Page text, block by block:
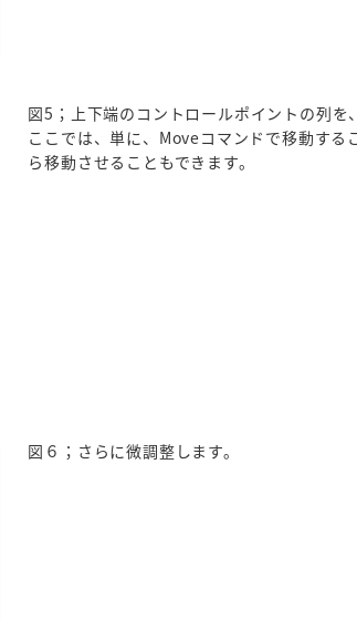
図5；上下端のコントロールポイントの列を
ここでは、単に、Moveコマンドで移動す
ら移動させることもできます。
図６；さらに微調整します。